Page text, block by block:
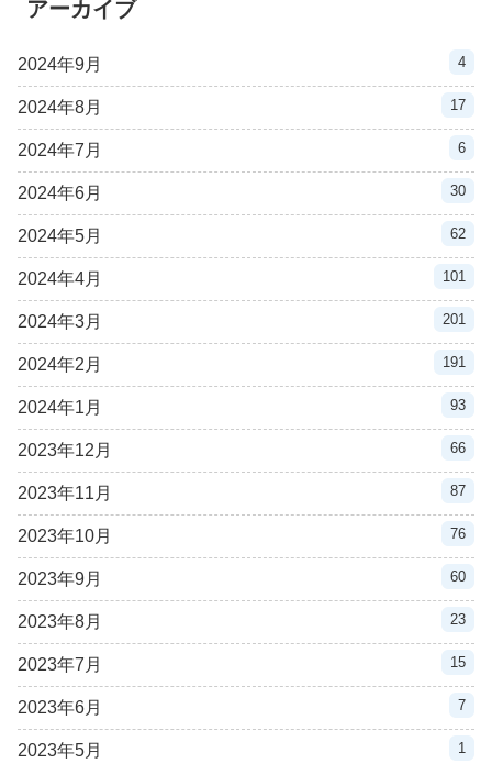
アーカイブ
2024年9月 4
2024年8月 17
2024年7月 6
2024年6月 30
2024年5月 62
2024年4月 101
2024年3月 201
2024年2月 191
2024年1月 93
2023年12月 66
2023年11月 87
2023年10月 76
2023年9月 60
2023年8月 23
2023年7月 15
2023年6月 7
2023年5月 1